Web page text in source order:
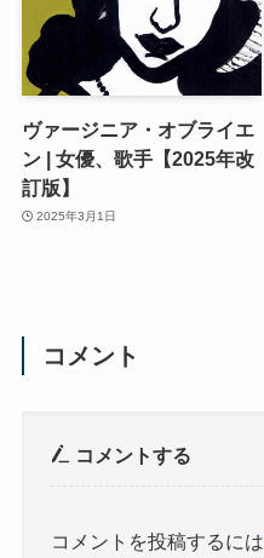
ヴァージニア・オブライエ
ン | 女優、歌手【2025年改
訂版】
2025年3月1日
コメント
コメントする
コメントを投稿するには